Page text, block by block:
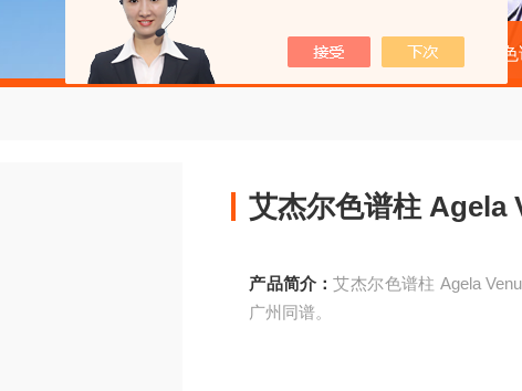
首页 产品中心 液相
艾杰尔色谱柱 Agela
产品简介：艾杰尔色谱柱 Agela
广州同谱。